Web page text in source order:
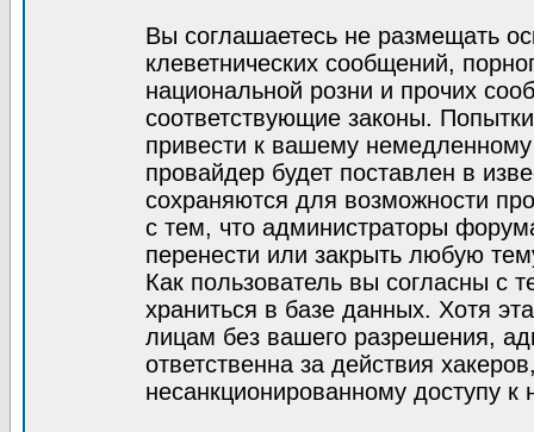
Вы соглашаетесь не размещать
клеветнических сообщений,
национальной розни и прочих
соответствующие законы.
привести к вашему
провайдер будет поставлен в
сохраняются для возможности
с тем, что администраторы
перенести или закрыть любую
Как пользователь вы согласны с
храниться в базе данных. Хотя
лицам без вашего разрешения,
ответственна за действия
несанкционированному доступу к